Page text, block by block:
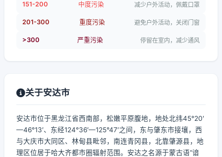
151-200 中度污染 减少户外活动，佩戴口罩
201-300 重度污染 避免户外活动，关闭门窗
>300 严重污染 停留在室内，减少通风
关于安达市
安达市位于黑龙江省西南部，松嫩平原腹地，地处北纬45°20′
—46°13′、东经124°36′—125°47′之间，东与肇东市接壤，西
与大庆市大同区、林甸县毗邻，南连青冈县，北靠肇源县，地
理区位居于哈大齐都市圈辐射范围。安达之名源于蒙古语“谙